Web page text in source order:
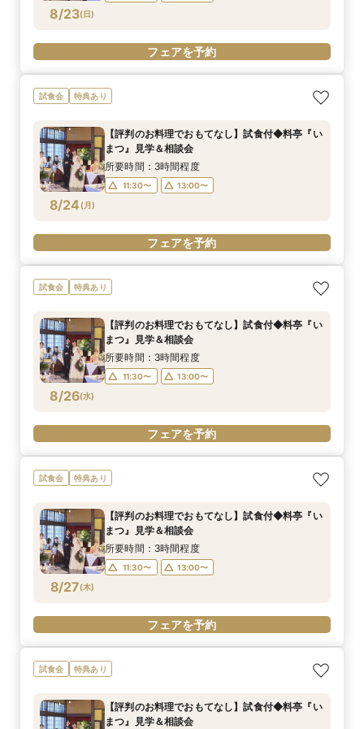
8/23(日)
フェアを予約
試食会 特典あり
8/24 (月)
【評判のお料理でおもてなし】試食付◆料亭『い
まつ』見学＆相談会
所要時間：3時間程度
11:30〜 13:00〜
フェアを予約
試食会 特典あり
8/26(水)
【評判のお料理でおもてなし】試食付◆料亭『い
まつ』見学＆相談会
所要時間：3時間程度
11:30〜 13:00〜
フェアを予約
試食会 特典あり
8/27(木)
【評判のお料理でおもてなし】試食付◆料亭『い
まつ』見学＆相談会
所要時間：3時間程度
11:30〜 13:00〜
フェアを予約
試食会 特典あり
【評判のお料理でおもてなし】試食付◆料亭『い
まつ』見学＆相談会